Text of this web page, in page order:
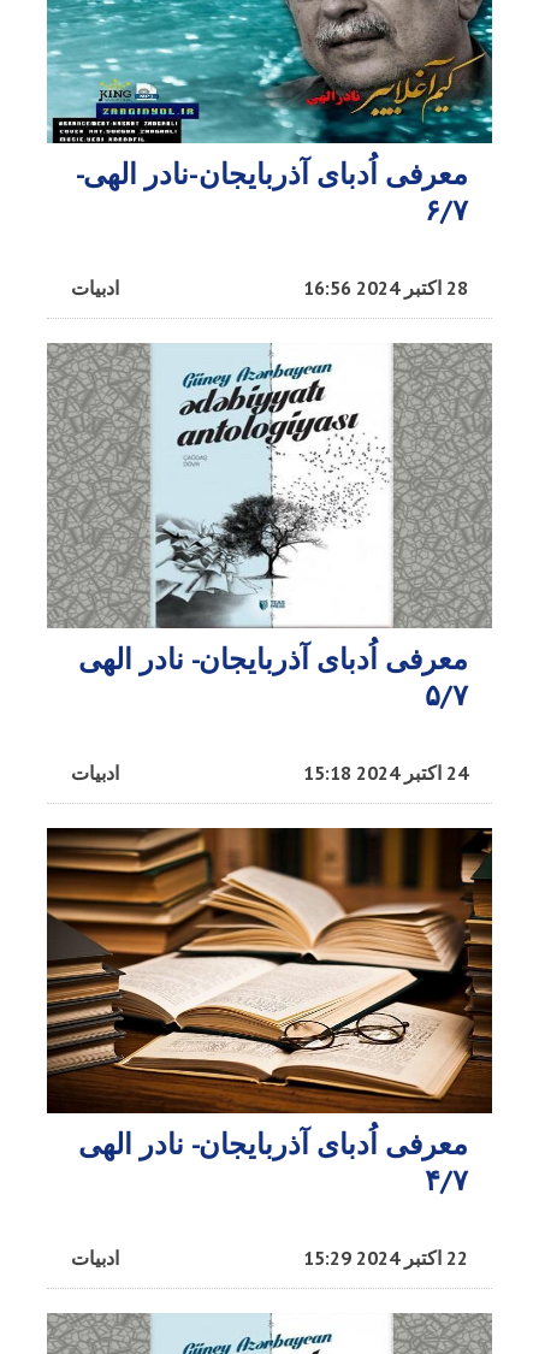
معرفی اُدبا‌ی آذربایجان-نادر الهی-
۶/۷
ادبیات 28 اکتبر 2024 16:56
معرفی اُدبای آذربایجان- نادر الهی
۵/۷
ادبیات 24 اکتبر 2024 15:18
معرفی اُدبای آذربایجان- نادر الهی
۴/۷
ادبیات 22 اکتبر 2024 15:29